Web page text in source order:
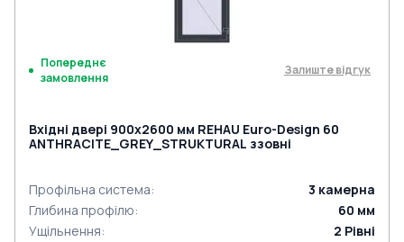
Попереднє
замовлення
Залиште відгук
Вхідні двері 900x2600 мм REHAU Euro-Design 60
ANTHRACITE_GREY_STRUKTURAL ззовні
Профільна система: 3 камерна
Глибина профілю: 60 мм
Ущільнення: 2 Рівні